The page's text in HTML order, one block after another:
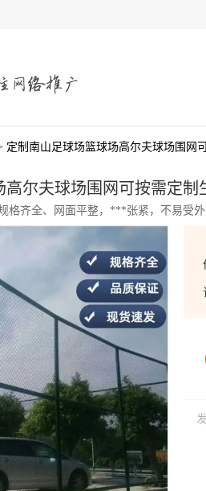
定制南山足球场篮球场高尔夫球场围网
尔夫球场围网可按需定制
格齐全、网面平整，***张紧，不易受